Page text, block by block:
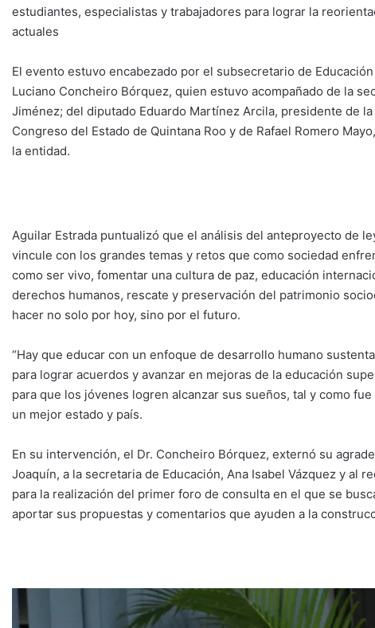
estudiantes, especialistas y trabajadores para lograr la
actuales
El evento estuvo encabezado por el subsecretario de
Luciano Concheiro Bórquez, quien estuvo acompañado de la
Jiménez; del diputado Eduardo Martínez Arcila, presidente de
Congreso del Estado de Quintana Roo y de Rafael Romero
la entidad.
Aguilar Estrada puntualizó que el análisis del anteproyecto de
vincule con los grandes temas y retos que como sociedad
como ser vivo, fomentar una cultura de paz, educación
derechos humanos, rescate y preservación del patrimonio
hacer no solo por hoy, sino por el futuro.
“Hay que educar con un enfoque de desarrollo humano
para lograr acuerdos y avanzar en mejoras de la educación
para que los jóvenes logren alcanzar sus sueños, tal y como
un mejor estado y país.
En su intervención, el Dr. Concheiro Bórquez, externó su
Joaquín, a la secretaria de Educación, Ana Isabel Vázquez y al
para la realización del primer foro de consulta en el que se
aportar sus propuestas y comentarios que ayuden a la